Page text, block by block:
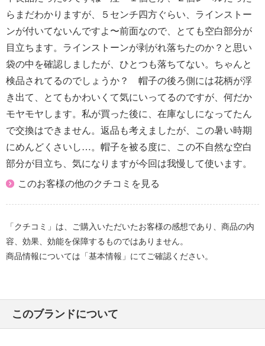
らまだわかりますが、５センチ四方ぐらい、ラインストー
ンが付いてないんですよ〜前面なので、とても空白部分が
目立ちます。ラインストーンが剥がれ落ちたのか？と思い
袋の中を確認しましたが、ひとつも落ちてない。ちゃんと
検品されてるのでしょうか？ 帽子の後ろ側には花柄が浮
き出て、とてもかわいくて気にいってるのですが、何だか
モヤモヤします。私が買った後に、在庫なしになってたん
で交換はできません。返品も考えましたが、この暑い時期
にめんどくさいし…。帽子を被る度に、この不自然な空白
部分が目立ち、気になりますが今回は我慢して使います。
このお客様の他のクチコミを見る
「クチコミ」は、ご購入いただいたお客様の感想であり、商品の内
容、効果、効能を保障するものではありません。
商品情報については「基本情報」にてご確認ください。
このブランドについて